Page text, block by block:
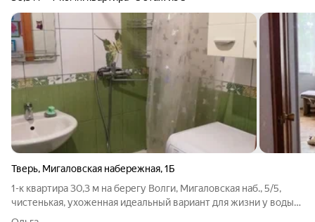
Тверь, Мигаловская набережная,1Б
1-к квартира 30,3 м на берегу Волги, Мигаловская наб., 5/5,
чистенькая, ухоженная идеальный вариант для жизни у воды
или выгодной инвестиции. Квартира не угловая, на последнем